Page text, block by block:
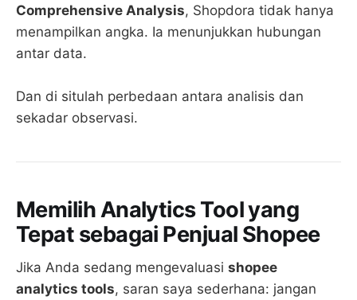
Comprehensive Analysis, Shopdora tidak hanya
menampilkan angka. Ia menunjukkan hubungan
antar data.
Dan di situlah perbedaan antara analisis dan
sekadar observasi.
Memilih Analytics Tool yang
Tepat sebagai Penjual Shopee
Jika Anda sedang mengevaluasi shopee
analytics tools, saran saya sederhana: jangan